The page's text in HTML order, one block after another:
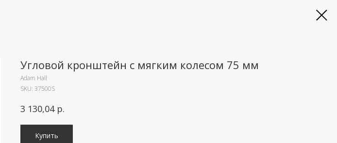
Угловой кронштейн с мягким колесом 75 мм
Adam Hall
SKU: 37500S
3 130,04 р.
Купить